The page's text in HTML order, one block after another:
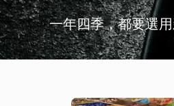
一年四季，都要選